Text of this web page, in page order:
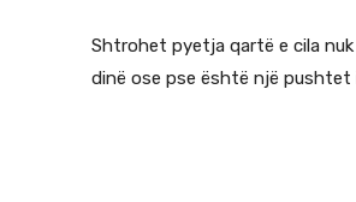
Shtrohet pyetja qartë e cila
dinë ose pse është një pushtet